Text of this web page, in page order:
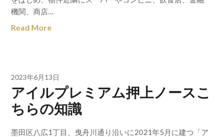
機関、商店…
Read More
2023年6月13日
アイルプレミアム押上ノースこ
ちらの知識
墨田区八広1丁目、曳舟川通り沿いに2021年5月に建つ「ア